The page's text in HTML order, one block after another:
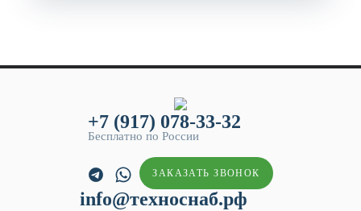
+7 (917) 078-33-32
Бесплатно по России
ЗАКАЗАТЬ ЗВОНОК
info@техноснаб.рф